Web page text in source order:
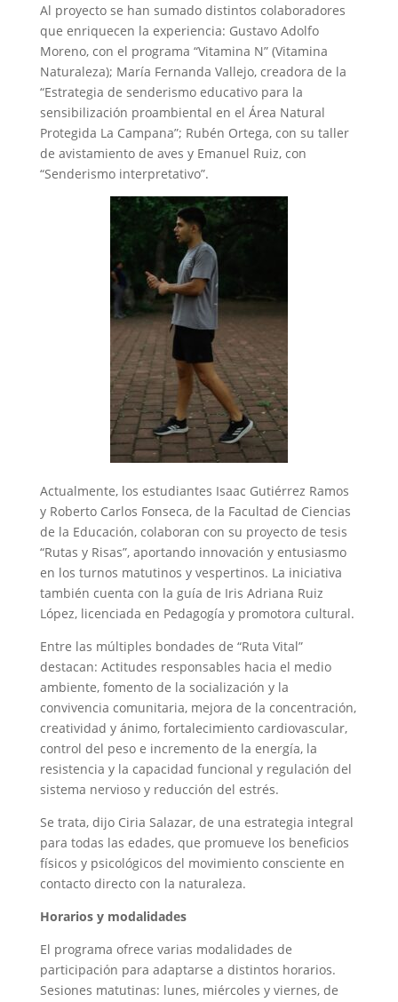
Al proyecto se han sumado distintos colaboradores
que enriquecen la experiencia: Gustavo Adolfo
Moreno, con el programa “Vitamina N” (Vitamina
Naturaleza); María Fernanda Vallejo, creadora de la
“Estrategia de senderismo educativo para la
sensibilización proambiental en el Área Natural
Protegida La Campana”; Rubén Ortega, con su taller
de avistamiento de aves y Emanuel Ruiz, con
“Senderismo interpretativo”.
Actualmente, los estudiantes Isaac Gutiérrez Ramos
y Roberto Carlos Fonseca, de la Facultad de Ciencias
de la Educación, colaboran con su proyecto de tesis
“Rutas y Risas”, aportando innovación y entusiasmo
en los turnos matutinos y vespertinos. La iniciativa
también cuenta con la guía de Iris Adriana Ruiz
López, licenciada en Pedagogía y promotora cultural.
Entre las múltiples bondades de “Ruta Vital”
destacan: Actitudes responsables hacia el medio
ambiente, fomento de la socialización y la
convivencia comunitaria, mejora de la concentración,
creatividad y ánimo, fortalecimiento cardiovascular,
control del peso e incremento de la energía, la
resistencia y la capacidad funcional y regulación del
sistema nervioso y reducción del estrés.
Se trata, dijo Ciria Salazar, de una estrategia integral
para todas las edades, que promueve los beneficios
físicos y psicológicos del movimiento consciente en
contacto directo con la naturaleza.
Horarios y modalidades
El programa ofrece varias modalidades de
participación para adaptarse a distintos horarios.
Sesiones matutinas: lunes, miércoles y viernes, de